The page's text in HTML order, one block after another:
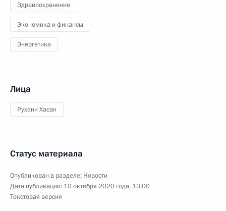
Здравоохранение
Экономика и финансы
Энергетика
Лица
Рухани Хасан
Статус материала
Опубликован в разделе: Новости
Дата публикации: 10 октября 2020 года, 13:00
Текстовая версия